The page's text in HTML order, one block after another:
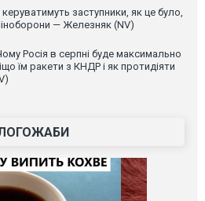
заступники, як це було,
— Железняк (NV)
Росія в серпні буде максимально
їм ракети з КНДР і як протидіяти